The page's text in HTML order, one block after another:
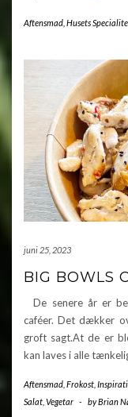
Aftensmad Husets
juni 25, 2023
BIG BOWLS
De senere år er
caféer. Det dækker
groft sagt.At de er
kan laves i alle
Aftensmad Frokost
Salat Vegetar - byBrian